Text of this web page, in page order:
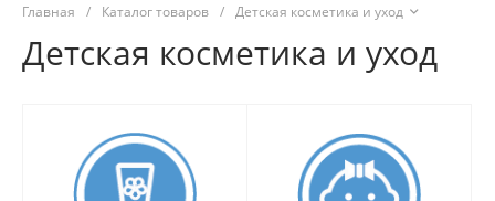
Главная / Каталог товаров / Детская косметика и уход
Детская косметика и уход